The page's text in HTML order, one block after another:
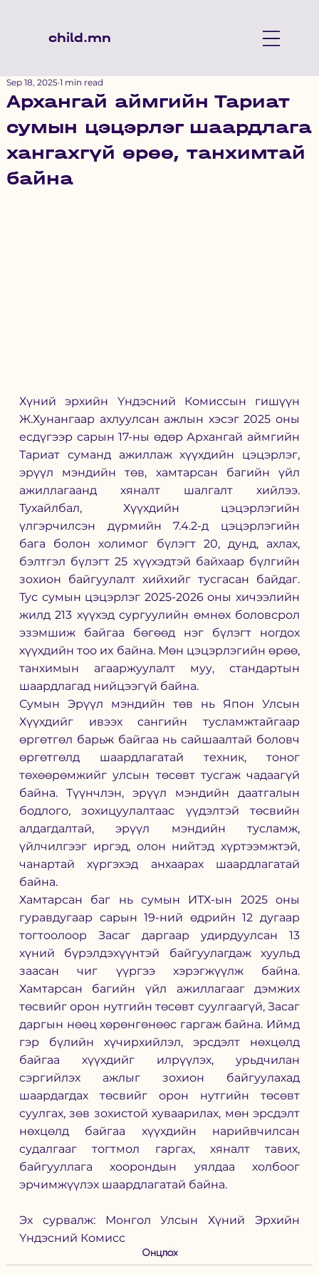
child.mn
Архангай аймгийн Тариат
сумын цэцэрлэг шаардлага
хангахгүй өрөө, танхимтай
байна
Sep 18, 2025 1 min read
Хүний эрхийн Үндэсний Комиссын гишүүн
Ж.Хунангаар ахлуулсан ажлын хэсэг 2025 оны
есдүгээр сарын 17-ны өдөр Архангай аймгийн
Тариат суманд ажиллаж хүүхдийн цэцэрлэг,
эрүүл мэндийн төв, хамтарсан багийн үйл
ажиллагаанд хяналт шалгалт хийлээ.
Тухайлбал, Хүүхдийн цэцэрлэгийн
үлгэрчилсэн дүрмийн 7.4.2-д цэцэрлэгийн
бага болон холимог бүлэгт 20, дунд, ахлах,
бэлтгэл бүлэгт 25 хүүхэдтэй байхаар бүлгийн
зохион байгуулалт хийхийг тусгасан байдаг.
Тус сумын цэцэрлэг 2025-2026 оны хичээлийн
жилд 213 хүүхэд сургуулийн өмнөх боловсрол
эзэмшиж байгаа бөгөөд нэг бүлэгт ногдох
хүүхдийн тоо их байна. Мөн цэцэрлэгийн өрөө,
танхимын агааржуулалт муу, стандартын
шаардлагад нийцээгүй байна.
Сумын Эрүүл мэндийн төв нь Япон Улсын
Хүүхдийг ивээх сангийн тусламжтайгаар
өргөтгөл барьж байгаа нь сайшаалтай боловч
өргөтгөлд шаардлагатай техник, тоног
төхөөрөмжийг улсын төсөвт тусгаж чадаагүй
байна. Түүнчлэн, эрүүл мэндийн даатгалын
бодлого, зохицуулалтаас үүдэлтэй төсвийн
алдагдалтай, эрүүл мэндийн тусламж,
үйлчилгээг иргэд, олон нийтэд хүртээмжтэй,
чанартай хүргэхэд анхаарах шаардлагатай
байна.
Хамтарсан баг нь сумын ИТХ-ын 2025 оны
гуравдугаар сарын 19-ний өдрийн 12 дугаар
тогтоолоор Засаг даргаар удирдуулсан 13
хүний бүрэлдэхүүнтэй байгуулагдаж хуульд
заасан чиг үүргээ хэрэгжүүлж байна.
Хамтарсан багийн үйл ажиллагааг дэмжих
төсвийг орон нутгийн төсөвт суулгаагүй, Засаг
даргын нөөц хөрөнгөнөөс гаргаж байна. Иймд
гэр бүлийн хүчирхийлэл, эрсдэлт нөхцөлд
байгаа хүүхдийг илрүүлэх, урьдчилан
сэргийлэх ажлыг зохион байгуулахад
шаардагдах төсвийг орон нутгийн төсөвт
суулгах, зөв зохистой хуваарилах, мөн эрсдэлт
нөхцөлд байгаа хүүхдийн нарийвчилсан
судалгааг тогтмол гаргах, хяналт тавих,
байгууллага хоорондын уялдаа холбоог
эрчимжүүлэх шаардлагатай байна.
Эх сурвалж: Монгол Улсын Хүний Эрхийн
Үндэсний Комисс
Онцлох